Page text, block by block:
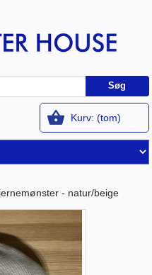
Kurv: (tom)
- natur/beige